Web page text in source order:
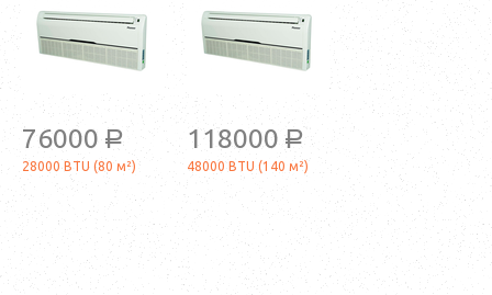
76000 a
28000 BTU (80 м²)
118000 a
48000 BTU (140 м²)